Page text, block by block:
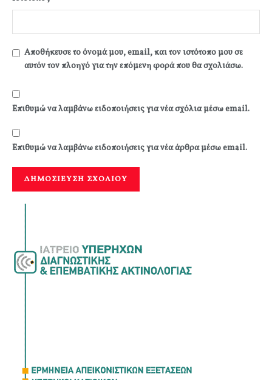
Αποθήκευσε το όνομά μου, email, και τον ιστότοπο μου σε
αυτόν τον πλοηγό για την επόμενη φορά που θα σχολιάσω.
Επιθυμώ να λαμβάνω ειδοποιήσεις για νέα σχόλια μέσω email.
Επιθυμώ να λαμβάνω ειδοποιήσεις για νέα άρθρα μέσω email.